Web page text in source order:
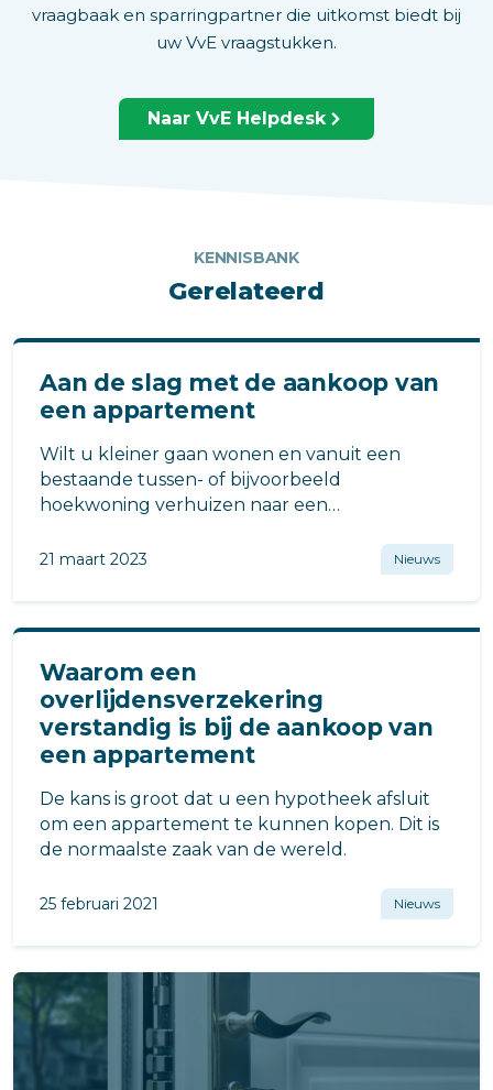
vraagbaak en sparringpartner die uitkomst biedt bij
uw VvE vraagstukken.
Naar VvE Helpdesk
KENNISBANK
Gerelateerd
Aan de slag met de aankoop van
een appartement
Wilt u kleiner gaan wonen en vanuit een
bestaande tussen- of bijvoorbeeld
hoekwoning verhuizen naar een
appartement en wilt u deze inruilen voor een
21 maart 2023 Nieuws
Waarom een
overlijdensverzekering
verstandig is bij de aankoop van
een appartement
De kans is groot dat u een hypotheek afsluit
om een appartement te kunnen kopen. Dit is
de normaalste zaak van de wereld.
25 februari 2021 Nieuws